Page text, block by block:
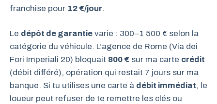
franchise pour 12 €/jour.
Le dépôt de garantie varie : 300–1 500 € selon la
catégorie du véhicule. L’agence de Rome (Via dei
Fori Imperiali 20) bloquait 800 € sur ma carte crédit
(débit différé), opération qui restait 7 jours sur ma
banque. Si tu utilises une carte à débit immédiat, le
loueur peut refuser de te remettre les clés ou